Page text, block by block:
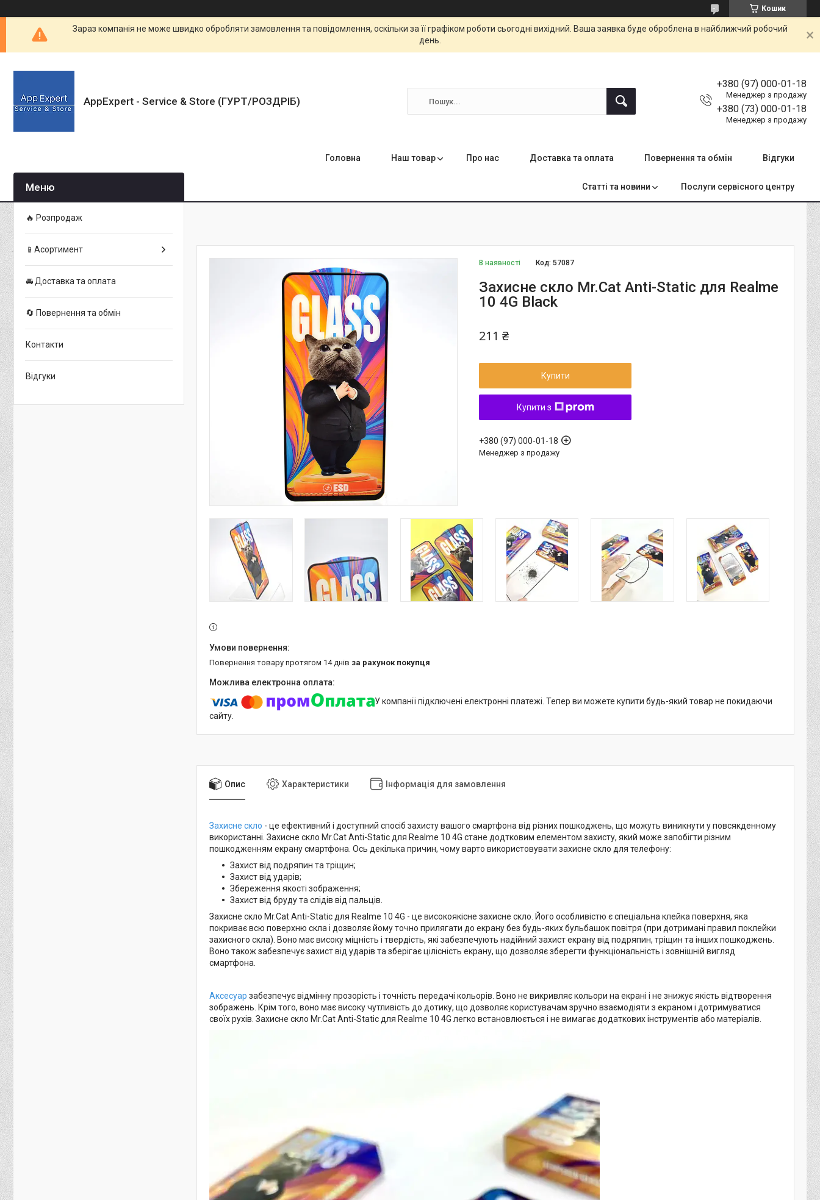
Кошик
Зараз компанія не може швидко обробляти замовлення та повідомлення, оскільки за її графіком роботи сьогодні вихідний. Ваша заявка буде оброблена в найближчий робочий
день.
AppExpert - Service & Store (ГУРТ/РОЗДРІБ)
+380 (97) 000-01-18
Менеджер з продажу
+380 (73) 000-01-18
Менеджер з продажу
Головна Наш товар Про нас Доставка та оплата Повернення та обмін Відгуки
Статті та новини Послуги сервісного центру
В наявності Код:57087
Захисне скло Mr.Cat Anti-Static для Realme
10 4G Black
211 ₴
Купити
Купити з
+380 (97) 000-01-18
Менеджер з продажу
повернення товару протягом 14 днів за рахунок покупця
У компанії підключені електронні платежі. Тепер ви можете купити будь-який товар не покидаючи
сайту.
Опис Характеристики Інформація для замовлення
Захисне скло - це ефективний і доступний спосіб захисту вашого смартфона від різних пошкоджень, що можуть виникнути у повсякденному
використанні. Захисне скло Mr.Cat Anti-Static для Realme 10 4G стане додтковим елементом захисту, який може запобігти різним
пошкодженням екрану смартфона. Ось декілька причин, чому варто використовувати захисне скло для телефону:
Захист від подряпин та тріщин;
Захист від ударів;
Збереження якості зображення;
Захист від бруду та слідів від пальців.
Захисне скло Mr.Cat Anti-Static для Realme 10 4G - це високоякісне захисне скло. Його особливістю є спеціальна клейка поверхня, яка
покриває всю поверхню скла і дозволяє йому точно прилягати до екрану без будь-яких бульбашок повітря (при дотримані правил поклейки
захисного скла). Воно має високу міцність і твердість, які забезпечують надійний захист екрану від подряпин, тріщин та інших пошкоджень.
Воно також забезпечує захист від ударів та зберігає цілісність екрану, що дозволяє зберегти функціональність і зовнішній вигляд
смартфона.
Аксесуар забезпечує відмінну прозорість і точність передачі кольорів. Воно не викривляє кольори на екрані і не знижує якість відтворення
зображень. Крім того, воно має високу чутливість до дотику, що дозволяє користувачам зручно взаємодіяти з екраном і дотримуватися
своїх рухів. Захисне скло Mr.Cat Anti-Static для Realme 10 4G легко встановлюється і не вимагає додаткових інструментів або матеріалів.
🔥 Розпродаж
📱Асортимент
🚘 Доставка та оплата
🔄 Повернення та обмін
Контакти
Відгуки